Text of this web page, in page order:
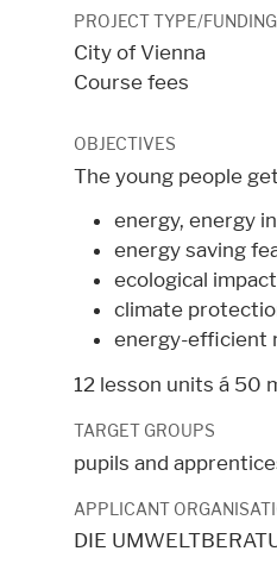
PROJECT TYPE/FUNDING
City of Vienna
Course fees
OBJECTIVES
The young people
energy, energy
energy saving
ecological
climate
energy-efficient
12 lesson units á 50
TARGET GROUPS
pupils and
APPLICANT
DIE